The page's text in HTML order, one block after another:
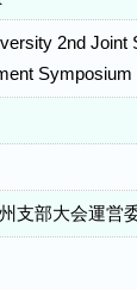
2nd Joint
支部大会運営